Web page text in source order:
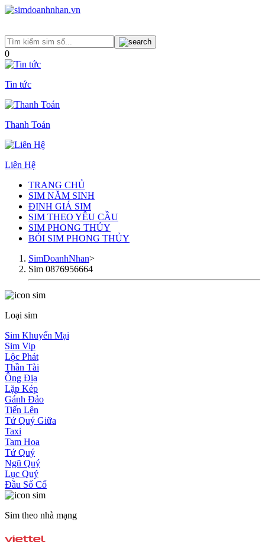
0
Tin tức
Thanh Toán
Liên Hệ
TRANG CHỦ
SIM NĂM SINH
ĐỊNH GIÁ SIM
SIM THEO YÊU CẦU
SIM PHONG THỦY
BÓI SIM PHONG THỦY
SimDoanhNhan>
Sim 0876956664
Loại sim
Sim Khuyến Mại
Sim Vip
Lộc Phát
Thần Tài
Ông Địa
Lặp Kép
Gánh Đảo
Tiến Lên
Tứ Quý Giữa
Taxi
Tam Hoa
Tứ Quý
Ngũ Quý
Lục Quý
Đầu Số Cổ
Sim theo nhà mạng